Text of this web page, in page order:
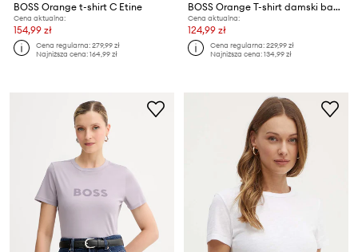
BOSS Orange t-shirt C Etine
Cena aktualna:
154,99 zł
Cena regularna:279,99 zł
Najniższa cena:164,99 zł
BOSS Orange T-shirt damski bawełniany C Elove embro
Cena aktualna:
124,99 zł
Cena regularna:229,99 zł
Najniższa cena:134,99 zł